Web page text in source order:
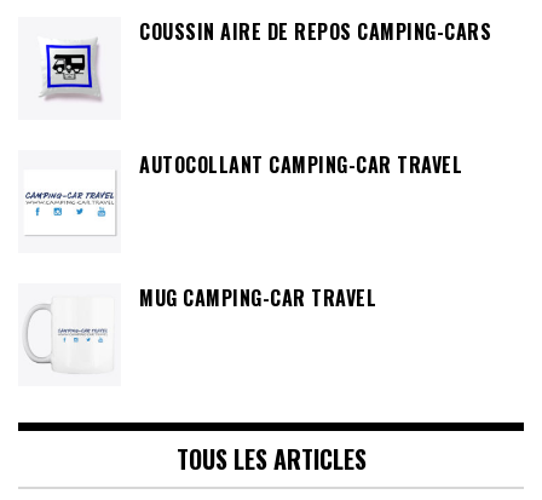
COUSSIN AIRE DE REPOS CAMPING-CARS
AUTOCOLLANT CAMPING-CAR TRAVEL
MUG CAMPING-CAR TRAVEL
TOUS LES ARTICLES